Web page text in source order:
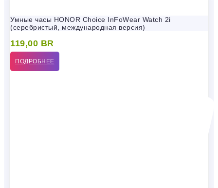
Умные часы HONOR Choice InFoWear Watch 2i
(серебристый, международная версия)
119,00 BR
ПОДРОБНЕЕ